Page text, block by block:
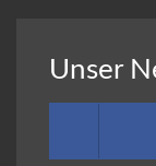
Unser